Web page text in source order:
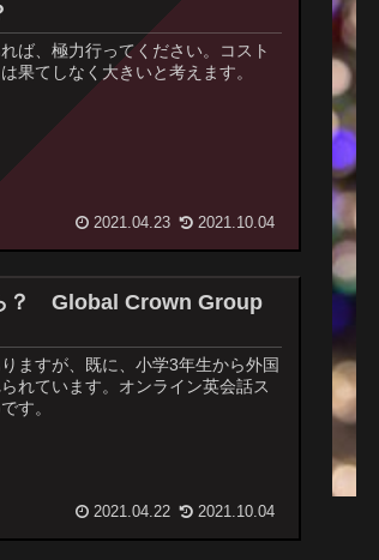
ば、極力行ってください。コスト
果てしなく大きいと考えます。
2021.04.23 2021.10.04
？ Global Crown Group
ますが、既に、小学3年生から外国
れています。オンライン英会話ス
す。
2021.04.22 2021.10.04